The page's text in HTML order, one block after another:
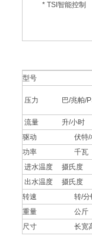
* TSI智能控制
型号
压力 巴/兆帕/
流量 升/小时
驱动 伏特/相/
功率 千瓦
进水温度 摄氏度
出水温度 摄氏度
转速 转/分
重量 公斤
尺寸 长宽高